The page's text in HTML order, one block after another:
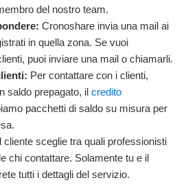
del nostro team.
Cronoshare invia una mail ai
in quella zona. Se vuoi
puoi inviare una mail o chiamarli.
Per contattare con i clienti,
saldo prepagato, ilcredito
pacchetti di saldo su misura per
cliente sceglie tra quali professionisti
chi contattare. Solamente tu e il
tutti i dettagli del servizio.